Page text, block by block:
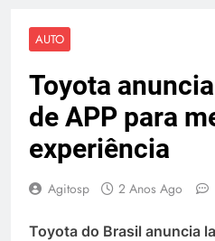
AUTO
Toyota
de APP para
experiência
Agitosp 2 Anos Ago
Toyota do Brasil anuncia